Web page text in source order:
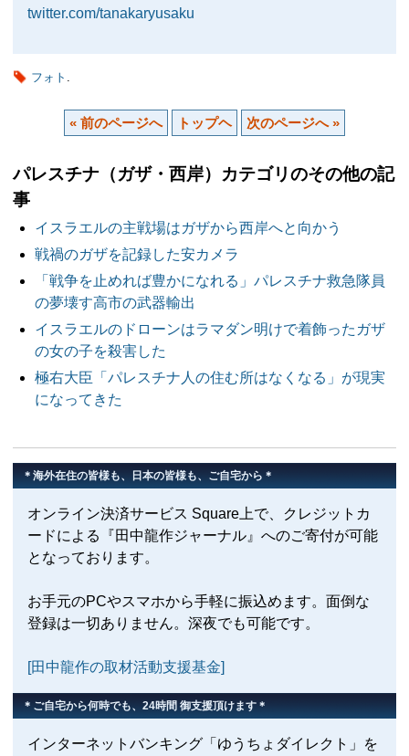
twitter.com/tanakaryusaku
フォト .
« 前のページへ トップヘ 次のページへ »
パレスチナ（ガザ・西岸）カテゴリのその他の記
事
イスラエルの主戦場はガザから西岸へと向かう
戦禍のガザを記録した安カメラ
「戦争を止めれば豊かになれる」パレスチナ救急隊員
の夢壊す高市の武器輸出
イスラエルのドローンはラマダン明けで着飾ったガザ
の女の子を殺害した
極右大臣「パレスチナ人の住む所はなくなる」が現実
になってきた
＊海外在住の皆様も、日本の皆様も、ご自宅から＊
オンライン決済サービス Square上で、クレジットカ
ードによる『田中龍作ジャーナル』へのご寄付が可能
となっております。
お手元のPCやスマホから手軽に振込めます。面倒な
登録は一切ありません。深夜でも可能です。
[田中龍作の取材活動支援基金]
＊ご自宅から何時でも、24時間 御支援頂けます＊
インターネットバンキング「ゆうちょダイレクト」を